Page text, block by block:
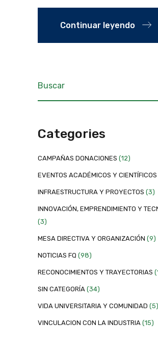
Continuar leyendo
Categories
CAMPAÑAS DONACIONES (12)
EVENTOS ACADÉMICOS Y CIENTÍFICOS
INFRAESTRUCTURA Y PROYECTOS (3)
INNOVACIÓN, EMPRENDIMIENTO Y
(3)
MESA DIRECTIVA Y ORGANIZACIÓN (9)
NOTICIAS FQ (98)
RECONOCIMIENTOS Y TRAYECTORIAS
SIN CATEGORÍA (34)
VIDA UNIVERSITARIA Y COMUNIDAD (5)
VINCULACION CON LA INDUSTRIA (15)